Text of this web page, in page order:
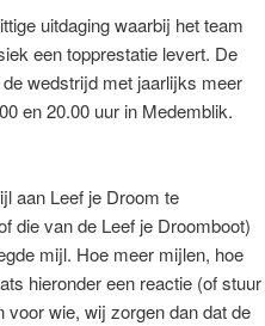
uitdaging waarbij het team
een topprestatie levert. De
wedstrijd met jaarlijks meer
en 20.00 uur in Medemblik.
aan Leef je Droom te
die van de Leef je Droomboot)
mijl. Hoe meer mijlen, hoe
hieronder een reactie (of stuur
voor wie, wij zorgen dan dat de